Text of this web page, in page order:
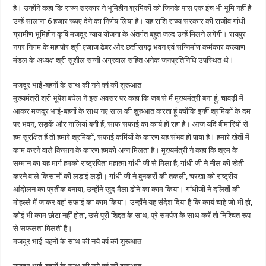
है। उन्होंने कहा कि राज्य सरकार ने भूमिहीन श्रमिकों को जिनके पास एक इंच भी भूमि नहीं है
उन्हें सालाना 6 हजार रूपए देने का निर्णय लिया है। यह राशि राज्य सरकार की राजीव गांधी
ग्रामीण भूमिहीन कृषि मजदूर न्याय योजना के अंतर्गत बहुत जल्द उन्हें मिलने लगेगी। रायपुर
नगर निगम के महापौर श्री एजाज ढेबर और छत्तीसगढ़ भवन एवं सन्निर्माण कर्मकार कल्याण
मंडल के अध्यक्ष श्री सुशील सन्नी अग्रवाल सहित अनेक जनप्रतिनिधि उपस्थित थे।
मजदूर भाई-बहनों के साथ की नये वर्ष की शुरूआत
मुख्यमंत्री श्री भूपेश बघेल ने इस अवसर पर कहा कि जब से मैं मुख्यमंत्री बना हूं, चावड़ी में
आकर मजदूर भाई-बहनों के साथ नए साल की शुरुआत करता हूं क्योंकि इन्हीं श्रमिकों के दम
पर भवन, सड़कें और नालियां बनी हैं, साफ सफाई का कार्य हो रहा है। आज यदि बीमारियों से
हम सुरक्षित हैं तो हमारे श्रमिकों, सफाई कर्मियों के कारण यह संभव हो पाया है। हमारे खेतों में
काम करने वाले किसान के कारण हमको अन्न मिलता है। मुख्यमंत्री ने कहा कि श्रम के
सम्मान का यह मार्ग हमको राष्ट्रपिता महात्मा गांधी जी से मिला है, गांधी जी ने नील की खेती
करने वाले किसानों की लड़ाई लड़ी। गांधी जी ने बुनकरों की तकली, चरखा को राष्ट्रीय
आंदोलन का प्रतीक बनाया, उन्होंने खुद मैला ढोने का काम किया। गांधीजी ने दलितों की
मोहल्ले में जाकर वहां सफाई का काम किया। उन्होंने यह संदेश दिया है कि कार्य चाहे जो भी हो,
कोई भी काम छोटा नहीं होता, उसे पूरी शिद्दत के साथ, पूरे समर्पण के साथ करें तो निश्चित रूप
से सफलता मिलती है।
मजदूर भाई-बहनों के साथ की नये वर्ष की शुरूआत